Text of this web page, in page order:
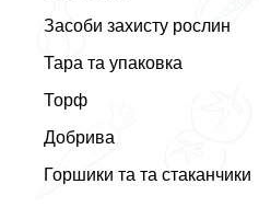
Засоби захисту рослин
Тара та упаковка
Торф
Добрива
Горшики та та стаканчики